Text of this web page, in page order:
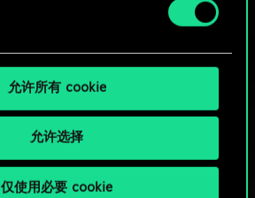
允许所有 cookie
允许选择
仅使用必要 cookie